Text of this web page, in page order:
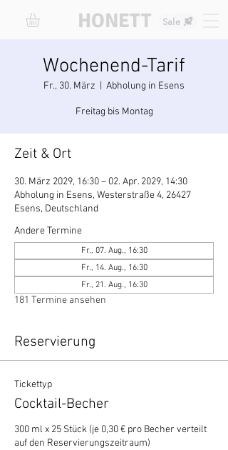
Sale
HONETT
Wochenend-Tarif
Fr., 30. März Abholung in Esens
Freitag bis Montag
Zeit & Ort
30. März 2029, 16:30 – 02. Apr. 2029, 14:30
Abholung in Esens, Westerstraße 4, 26427
Esens, Deutschland
Andere Termine
Fr., 07. Aug., 16:30
Fr., 14. Aug., 16:30
Fr., 21. Aug., 16:30
181 Termine ansehen
Reservierung
Tickettyp
Cocktail-Becher
300 ml x 25 Stück (je 0,30 € pro Becher verteilt
auf den Reservierungszeitraum)